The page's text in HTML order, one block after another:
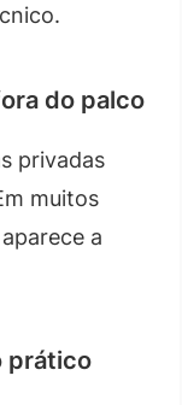
do palco
privadas
muitos
a
prático